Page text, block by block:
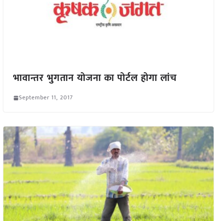
भावान्तर भुगतान योजना का पोर्टल होगा लांच
September 11, 2017